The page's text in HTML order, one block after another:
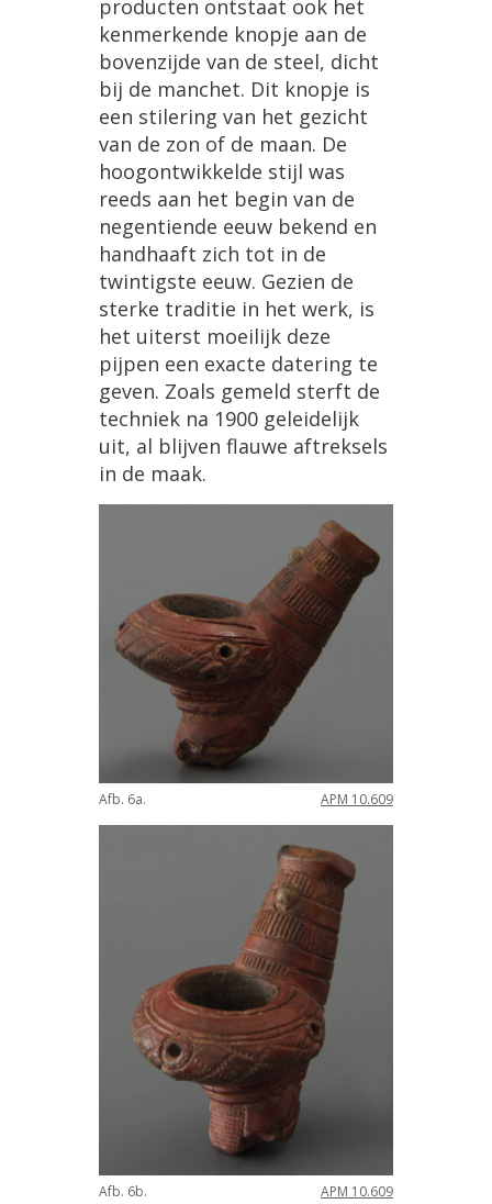
producten ontstaat ook het
kenmerkende knopje aan de
bovenzijde van de steel, dicht
bij de manchet. Dit knopje is
een stilering van het gezicht
van de zon of de maan. De
hoogontwikkelde stijl was
reeds aan het begin van de
negentiende eeuw bekend en
handhaaft zich tot in de
twintigste eeuw. Gezien de
sterke traditie in het werk, is
het uiterst moeilijk deze
pijpen een exacte datering te
geven. Zoals gemeld sterft de
techniek na 1900 geleidelijk
uit, al blijven flauwe aftreksels
in de maak.
Afb. 6a. APM 10.609
Afb. 6b. APM 10.609